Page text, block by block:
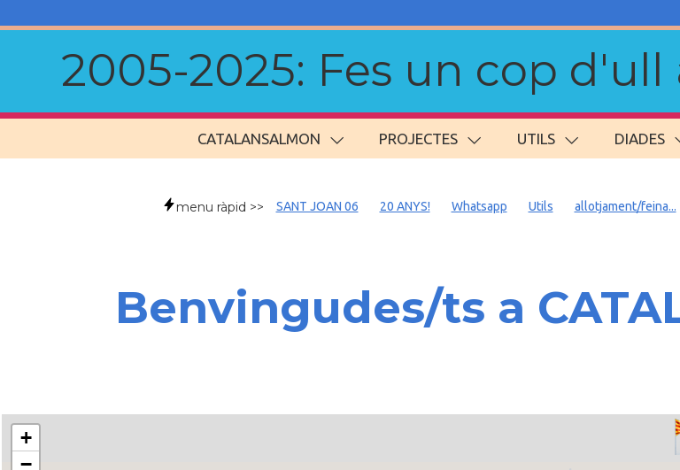
2005-2025: Fes un cop d'ull
CATALANSALMON PROJECTES UTILS DIADES
menu ràpid >> SANT JOAN 06 20 ANYS! Whatsapp Utils allotjament/feina...
Benvingudes/ts a
+
−